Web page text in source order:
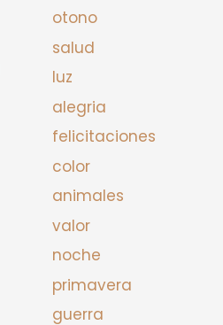
otono
salud
luz
alegria
felicitaciones
color
animales
valor
noche
primavera
guerra